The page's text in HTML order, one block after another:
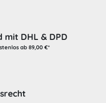
mit DHL & DPD
ab 89,00 €*